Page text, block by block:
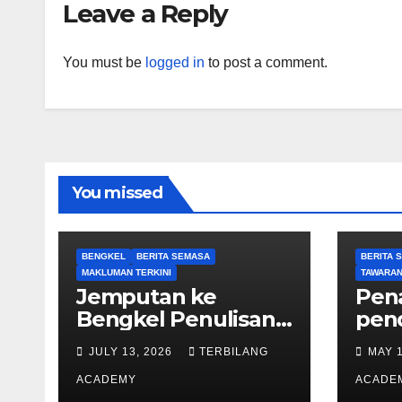
Leave a Reply
You must be logged in to post a comment.
You missed
BENGKEL
BERITA SEMASA
MAKLUMAN TERKINI
Jemputan ke
Bengkel Penulisan
Proposal
Permohonan
Kemasukan
JULY 13, 2026 TERBILANG
ACADEMY
BERITA
MAY